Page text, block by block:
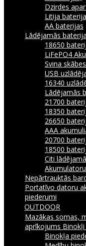
Dzirdes
Litija
AA baterijas
Lādējamās
18650
LiFePO4
Svina
USB
16340
Lādējamās
21700
18350
26650
AAA
20700
18500
Citi
Nepārtrauktās
Portatīvo datoru
piederumi
OUTDOOR
Mazākas somas,
aprīkojums
Binokļa